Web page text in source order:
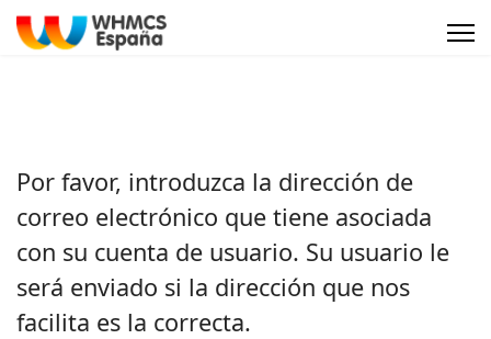
Por favor, introduzca la dirección de
correo electrónico que tiene asociada
con su cuenta de usuario. Su usuario le
será enviado si la dirección que nos
facilita es la correcta.